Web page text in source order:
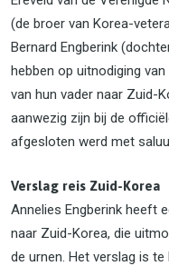
(de broer van Korea-
Bernard Engberink
hebben op uitnodiging
van hun vader naar Zuid-
aanwezig zijn bij de
afgesloten werd met
Verslag reis Zuid-Korea
Annelies Engberink heeft
naar Zuid-Korea, die
de urnen. Het verslag is